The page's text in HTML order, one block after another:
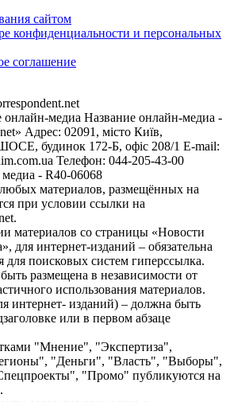
сайтом
конфиденциальности и персональных
соглашение
онлайн-медиа Название онлайн-медиа -
Адрес: 02091, місто Київ,
будинок 172-Б, офіс 208/1 E-mail:
Телефон: 044-205-43-00
- R40-06068
материалов, размещённых на
при условии ссылки на
материалов со страницы «Новости
для интернет-изданий – обязательна
для поисковых систем гиперссылка.
размещена в независимости от
использования материалов.
интернет- изданий) – должна быть
или в первом абзаце
"Мнение", "Экспертиза",
"Деньги", "Власть", "Выборы",
"Промо" публикуются на